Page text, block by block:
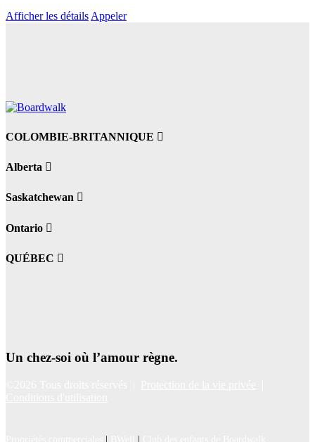
Afficher les détails Appeler
COLOMBIE-BRITANNIQUE
Alberta
Saskatchewan
Ontario
QUÉBEC
Un chez-soi où l’amour règne.